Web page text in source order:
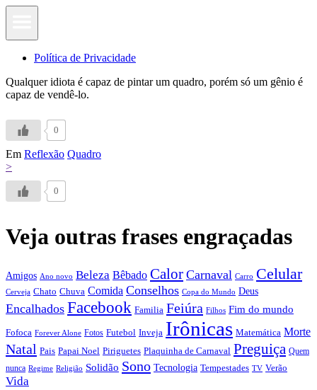
Política de Privacidade
Qualquer idiota é capaz de pintar um quadro, porém só um gênio é
capaz de vendê-lo.
0
Em Reflexão Quadro
>
0
Veja outras frases engraçadas
Amigos Ano novo Beleza Bêbado Calor Carnaval Carro Celular
Cerveja Chato Chuva Comida Conselhos Copa do Mundo Deus
Encalhados Facebook Familia Feiúra Filhos Fim do mundo
Fofoca Forever Alone Fotos Futebol Inveja Irônicas Matemática Morte
Natal Pais Papai Noel Piriguetes Plaquinha de Carnaval Preguiça Quem
nunca Regime Religião Solidão Sono Tecnologia Tempestades TV Verão
Vida